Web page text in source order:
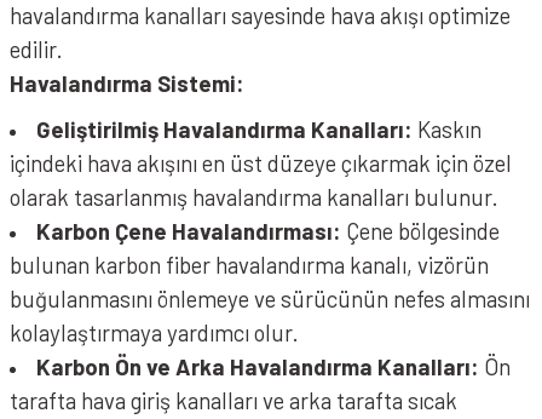
havalandırma kanalları sayesinde hava akışı optimize
edilir.
Havalandırma Sistemi:
Geliştirilmiş Havalandırma Kanalları: Kaskın
içindeki hava akışını en üst düzeye çıkarmak için özel
olarak tasarlanmış havalandırma kanalları bulunur.
Karbon Çene Havalandırması: Çene bölgesinde
bulunan karbon fiber havalandırma kanalı, vizörün
buğulanmasını önlemeye ve sürücünün nefes almasını
kolaylaştırmaya yardımcı olur.
Karbon Ön ve Arka Havalandırma Kanalları: Ön
tarafta hava giriş kanalları ve arka tarafta sıcak